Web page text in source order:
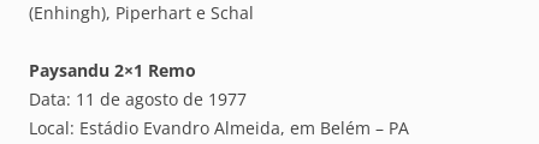
(Enhingh), Piperhart e Schal
Paysandu 2×1 Remo
Data: 11 de agosto de 1977
Local: Estádio Evandro Almeida, em Belém – PA